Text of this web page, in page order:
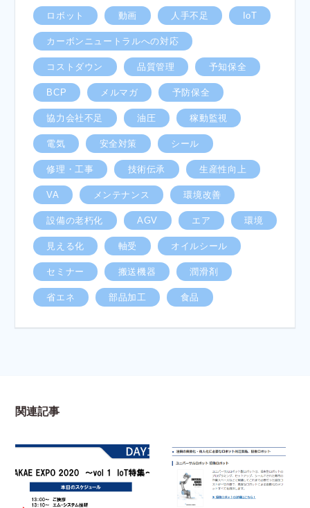
ロボット 動画 人手不足 IoT
カーボンニュートラルへの対応
コストダウン 品質管理 予知保全
BCP メルマガ 予防保全
協力会社不足 油圧 稼動監視
電気 安全対策 シール
修理・工事 技術伝承 生産性向上
VA メンテナンス 環境改善
設備の老朽化 AGV エア 環境
見える化 軸受 オイルシール
セミナー 搬送機器 潤滑剤
省エネ 部品加工 食品
関連記事